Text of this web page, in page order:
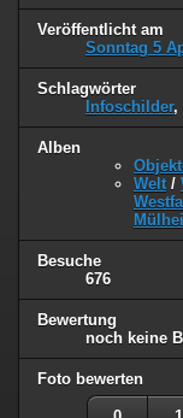
Veröffentlicht am
Sonntag 5
Schlagwörter
Infoschilder,
Alben
Welt /
Besuche
676
Bewertung
noch keine
Foto bewerten